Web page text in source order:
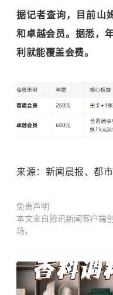
据记者查询，目前山
和卓越会员。据悉，
利就能覆盖会费。
来源：新闻晨报、都
免责声明
本文来自腾讯新闻客户端
场。